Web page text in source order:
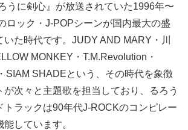
うに剣心』が放送されていた1996年〜
ロック・J-POPシーンが国内最大の盛
いた時代です。JUDY AND MARY・川
MONKEY・T.M.Revolution・
SIAM SHADEという、その時代を象徴
が次々と主題歌を担当しており、るろう
トラックは90年代J-ROCKのコンピレー
しています。